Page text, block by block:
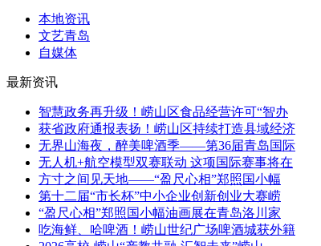
本地资讯
文艺青岛
自媒体
最新资讯
智慧政务再升级！崂山区食品经营许可“智办
获省政府通报表扬！崂山区持续打造县域经济
无界山海夜，醉美啤酒季——第36届青岛国际
无人机+航空模型双赛联动 这项国际赛事将在
方寸之间见天地——“盈尺心相”郑照国小幅
第十二届“市长杯”中小企业创新创业大赛崂
“盈尺心相”郑照国小幅油画展在青岛洛川家
吃海鲜、哈啤酒！崂山世纪广场啤酒城获外籍